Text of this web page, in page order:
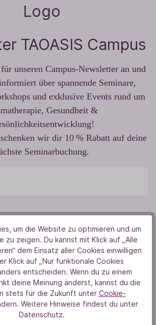
TAOASIS Campus
unseren Campus-Newsletter an und
über spannende Seminare,
und exklusive Events rund um
Gesundheit &
wir dir 10 % Rabatt auf deine
Seminarbuchung.
zur Kenntnis
dieAGBgelesen und bin mit ihnen
Jetzt abonnieren
um die Website zu optimieren und um
zu zeigen. Du kannst mit Klick auf „Alle
dem Einsatz aller Cookies einwilligen
Klick auf „Nur funktionale Cookies
entscheiden. Wenn du zu einem
deine Meinung änderst, kannst du die
stets für die Zukunft unter Cookie-
Weitere Hinweise findest du unter
Datenschutz.